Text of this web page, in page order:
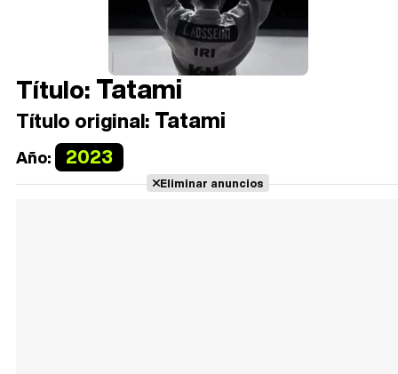
Título:Tatami
Título original: Tatami
Año: 2023
Eliminar anuncios